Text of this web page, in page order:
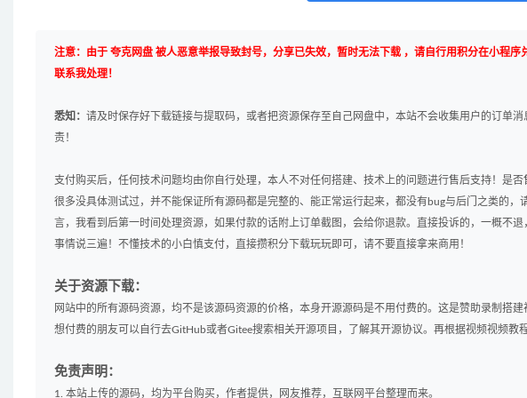
注意：由于 夸克网盘 被人恶意举报导致封号，分享已失效，暂时无法下载 ，请自行用积分在小程
联系我处理！
悉知： 请及时保存好下载链接与提取码，或者把资源保存至自己网盘中，本站不会收集用户的订单
责！
支付购买后，任何技术问题均由你自行处理，本人不对任何搭建、技术上的问题进行售后支持！是
很多没具体测试过，并不能保证所有源码都是完整的、能正常运行起来，都没有bug与后门之类的
言，我看到后第一时间处理资源，如果付款的话附上订单截图，会给你退款。直接投诉的，一概不
事情说三遍！不懂技术的小白慎支付，直接攒积分下载玩玩即可，请不要直接拿来商用！
关于资源下载：
网站中的所有源码资源，均不是该源码资源的价格，本身开源源码是不用付费的。这是赞助录制搭
想付费的朋友可以自行去GitHub或者Gitee搜索相关开源项目，了解其开源协议。再根据视频视频教
免责声明：
1. 本站上传的源码，均为平台购买，作者提供，网友推荐，互联网平台整理而来。